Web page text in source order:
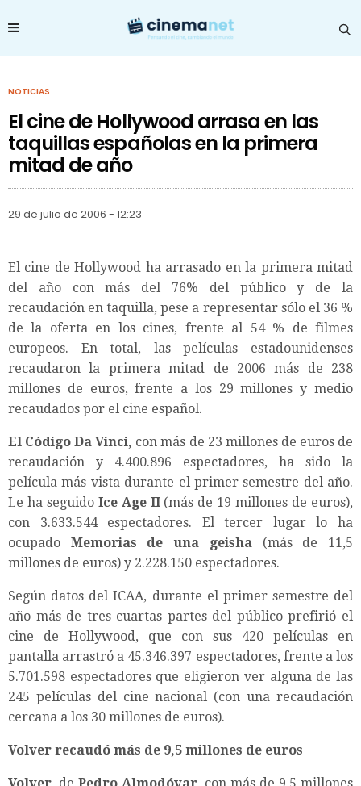
NOTICIAS
El cine de Hollywood arrasa en las
taquillas españolas en la primera
mitad de año
29 de julio de 2006 - 12:23
El cine de Hollywood ha arrasado en la primera mitad
del año con más del 76% del público y de la
recaudación en taquilla, pese a representar sólo el 36 %
de la oferta en los cines, frente al 54 % de filmes
europeos. En total, las películas estadounidenses
recaudaron la primera mitad de 2006 más de 238
millones de euros, frente a los 29 millones y medio
recaudados por el cine español.
El Código Da Vinci, con más de 23 millones de euros de
recaudación y 4.400.896 espectadores, ha sido la
película más vista durante el primer semestre del año.
Le ha seguidoIce Age II(más de 19 millones de euros),
con 3.633.544 espectadores. El tercer lugar lo ha
ocupado Memorias de una geisha(más de 11,5
millones de euros) y 2.228.150 espectadores.
Según datos del ICAA, durante el primer semestre del
año más de tres cuartas partes del público prefirió el
cine de Hollywood, que con sus 420 películas en
pantalla arrastró a 45.346.397 espectadores, frente a los
5.701.598 espectadores que eligieron ver alguna de las
245 películas del cine nacional (con una recaudación
cercana a los 30 millones de euros).
Volver recaudó más de 9,5 millones de euros